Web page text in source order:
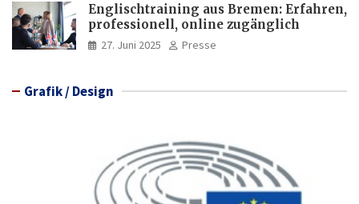
Englischtraining aus Bremen: Erfahren,
professionell, online zugänglich
27. Juni 2025 Presse
Grafik / Design